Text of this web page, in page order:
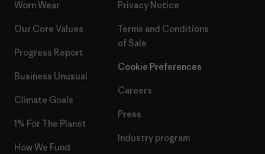
Worn Wear
Our Core Values
Progress Report
Business Unusual
Climate Goals
1% For The Planet
How We Fund
Privacy Notice
Terms and Conditions
of Sale
Cookie Preferences
Careers
Press
Industry program